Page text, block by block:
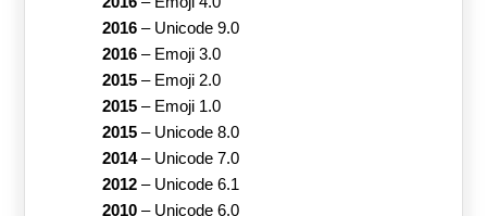
2016– Unicode 9.0
2016– Emoji 3.0
2015– Emoji 2.0
2015– Emoji 1.0
2015– Unicode 8.0
2014– Unicode 7.0
2012– Unicode 6.1
2010– Unicode 6.0